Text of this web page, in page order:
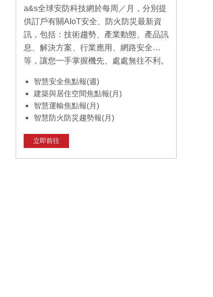
a&s全球安防科技網於每周／月，分別提
供訂戶有關AIoT安全、防火防災最新資
訊，包括：技術趨勢、產業動態、產品訊
息、解決方案、行業應用、網路安全…
等，讓您一手掌握機先、處處無往不利。
智慧安全焦點報(週)
建築與居住空間焦點報(月)
智慧運輸焦點報(月)
智慧防火防災趨勢報(月)
立即前往